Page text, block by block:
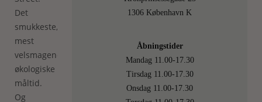
Det
smukkeste,
mest
velsmagende
økologiske
måltid.
Og
1306 København K
Åbningstider
Mandag 11.00-17.30
Tirsdag 11.00-17.30
Onsdag 11.00-17.30